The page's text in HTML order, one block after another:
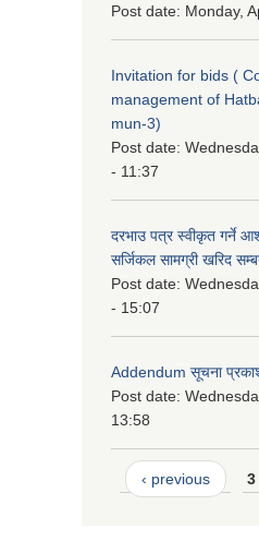
Post date: Monday,
Invitation for bids (
management of
mun-3)
Post date:
- 11:37
दरभाउ पत्र स्वीकृत गर्ने
सर्जिकल सामग्री खरिद
Post date:
- 15:07
Addendum सूचना
Post date:
13:58
‹ previous 3